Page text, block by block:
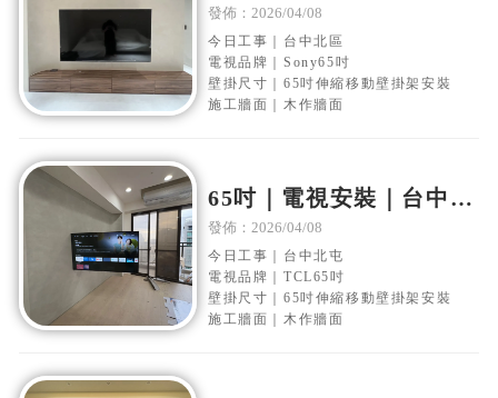
區｜木作電視牆｜移動伸
縮壁掛架安裝
發佈：2026/04/08
今日工事｜台中北區
電視品牌｜Sony65吋
壁掛尺寸｜65吋伸縮移動壁掛架安裝
施工牆面｜木作牆面
65吋｜電視安裝｜台中北
屯｜木作電視牆｜移動伸
縮壁掛架安裝
發佈：2026/04/08
今日工事｜台中北屯
電視品牌｜TCL65吋
壁掛尺寸｜65吋伸縮移動壁掛架安裝
施工牆面｜木作牆面